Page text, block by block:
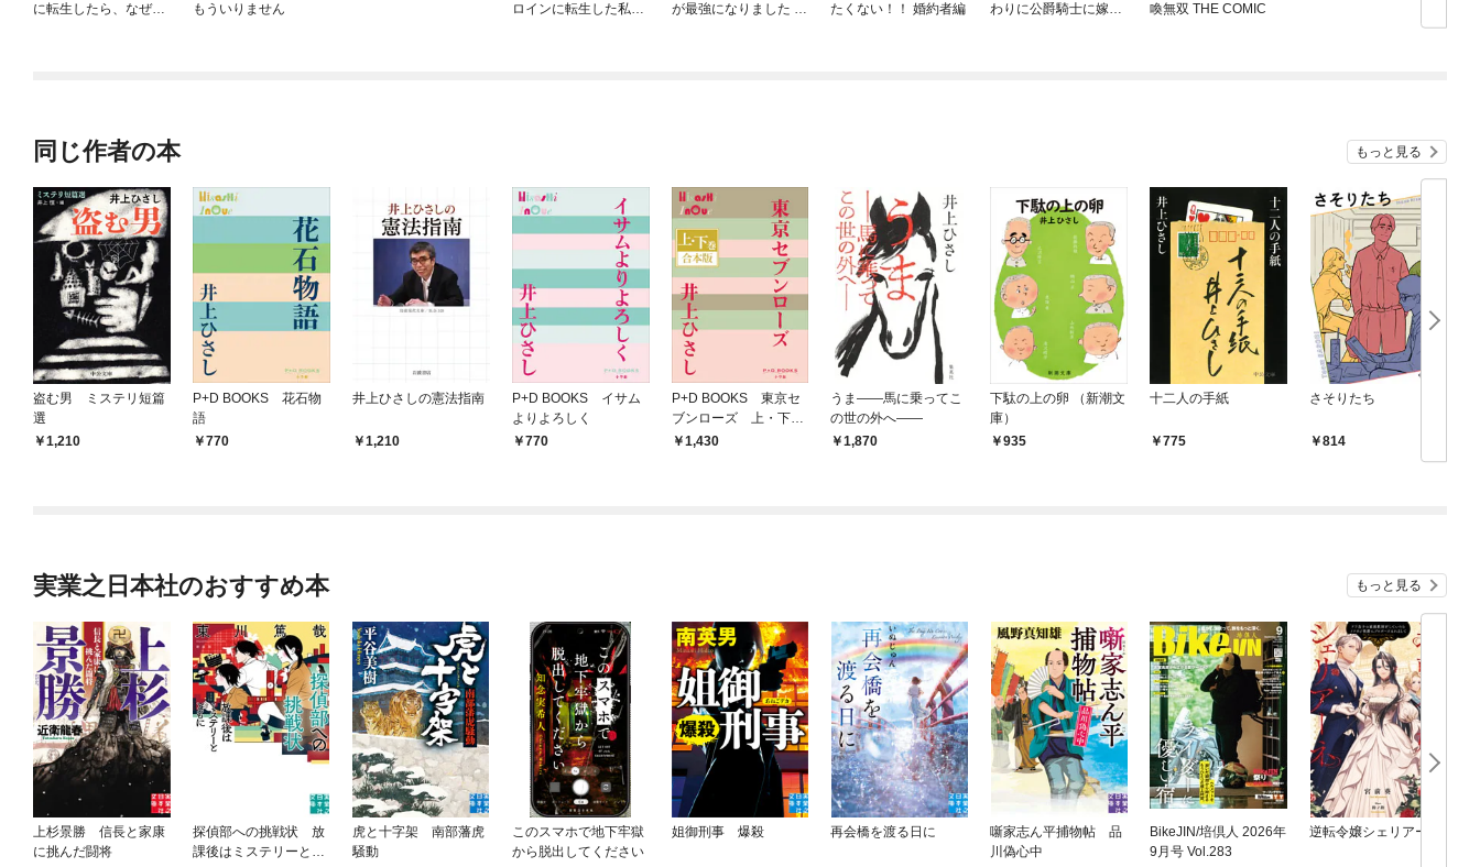
に転生したら、なぜか
もういりません
ロインに転生した私、
が最強になりました ～
たくない！！ 婚約者編
わりに公爵騎士に嫁ぐ
喚無双 THE COMIC
同じ作者の本 もっと見る
盗む男 ミステリ短篇
選
1,210
P+D BOOKS 花石物
語
770
井上ひさしの憲法指南
1,210
P+D BOOKS イサム
よりよろしく
770
P+D BOOKS 東京セ
ブンローズ 上・下
巻 合本版
1,430
うま――馬に乗ってこ
の世の外へ――
1,870
下駄の上の卵 （新潮文
庫）
935
十二人の手紙
775
さそりたち
814
実業之日本社のおすすめ本 もっと見る
上杉景勝 信長と家康
に挑んだ闘将
探偵部への挑戦状 放
課後はミステリーとと
虎と十字架 南部藩虎
騒動
このスマホで地下牢獄
から脱出してください
姐御刑事 爆殺 再会橋を渡る日に
噺家志ん平捕物帖 品
川偽心中
BikeJIN/培倶人 2026年
9月号 Vol.283
逆転令嬢シェリアーネ